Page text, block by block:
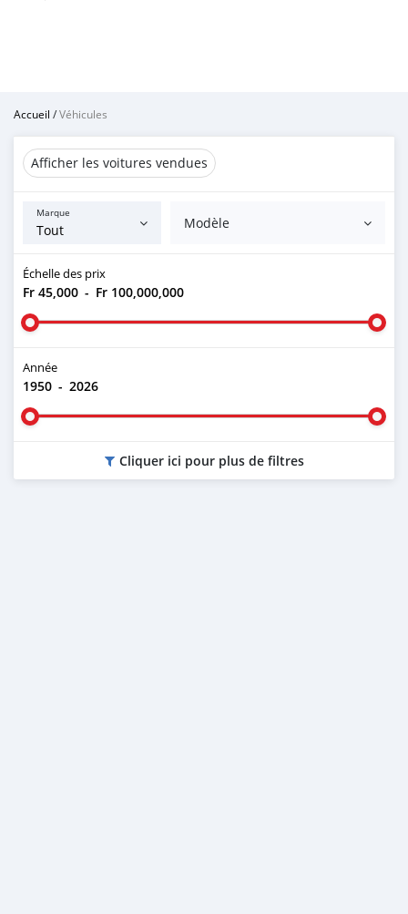
Accueil /Véhicules
Afficher les voitures vendues
Marque
Modèle
Échelle des prix
Fr 45,000 - Fr 100,000,000
Année
1950 - 2026
Cliquer ici pour plus de filtres